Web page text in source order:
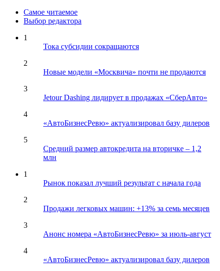
Самое читаемое
Выбор редактора
1
Тока субсидии сокращаются
2
Новые модели «Москвича» почти не продаются
3
Jetour Dashing лидирует в продажах «СберАвто»
4
«АвтоБизнесРевю» актуализировал базу дилеров
5
Средний размер автокредита на вторичке – 1,2
млн
1
Рынок показал лучший результат с начала года
2
Продажи легковых машин: +13% за семь месяцев
3
Анонс номера «АвтоБизнесРевю» за июль-август
4
«АвтоБизнесРевю» актуализировал базу дилеров